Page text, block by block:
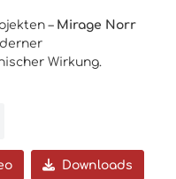
– Mirage Norr
Wirkung.
Downloads